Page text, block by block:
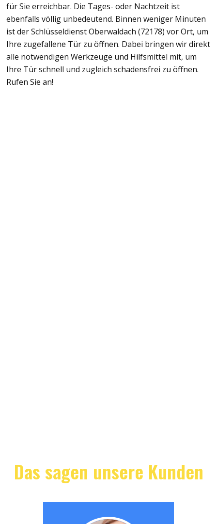
für Sie erreichbar. Die Tages- oder Nachtzeit ist
ebenfalls völlig unbedeutend. Binnen weniger Minuten
ist der Schlüsseldienst Oberwaldach (72178) vor Ort, um
Ihre zugefallene Tür zu öffnen. Dabei bringen wir direkt
alle notwendigen Werkzeuge und Hilfsmittel mit, um
Ihre Tür schnell und zugleich schadensfrei zu öffnen.
Rufen Sie an!
Das sagen unsere Kunden